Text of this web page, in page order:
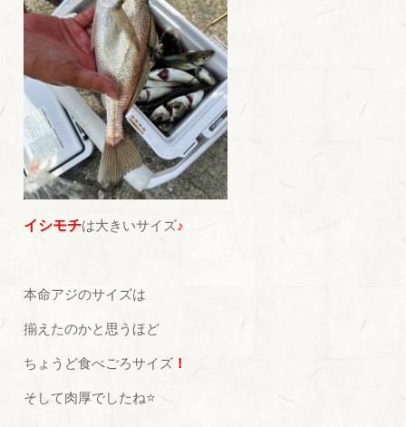
イシモチは大きいサイズ♪
本命アジのサイズは
揃えたのかと思うほど
ちょうど食べごろサイズ ！
そして肉厚でしたね⭐